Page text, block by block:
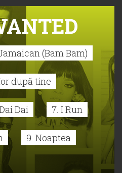
(Bam Bam)
după tine
Dai 7. I Run
9. Noaptea